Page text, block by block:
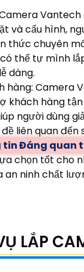
và cấu hình,
thức chuyên
thể tự mình
dàng.
hàng: Camera
khách hàng
người dùng
liên quan đến
tin Đáng quan
chọn tốt cho
ninh chất
LẮP